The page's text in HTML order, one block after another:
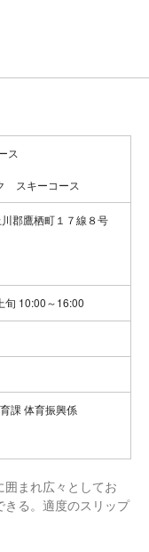
ス
スキーコース
郡鷹栖町１７線８号
旬 10:00～16:00
課 体育振興係
まれ広々としてお
きる。適度のスリップ